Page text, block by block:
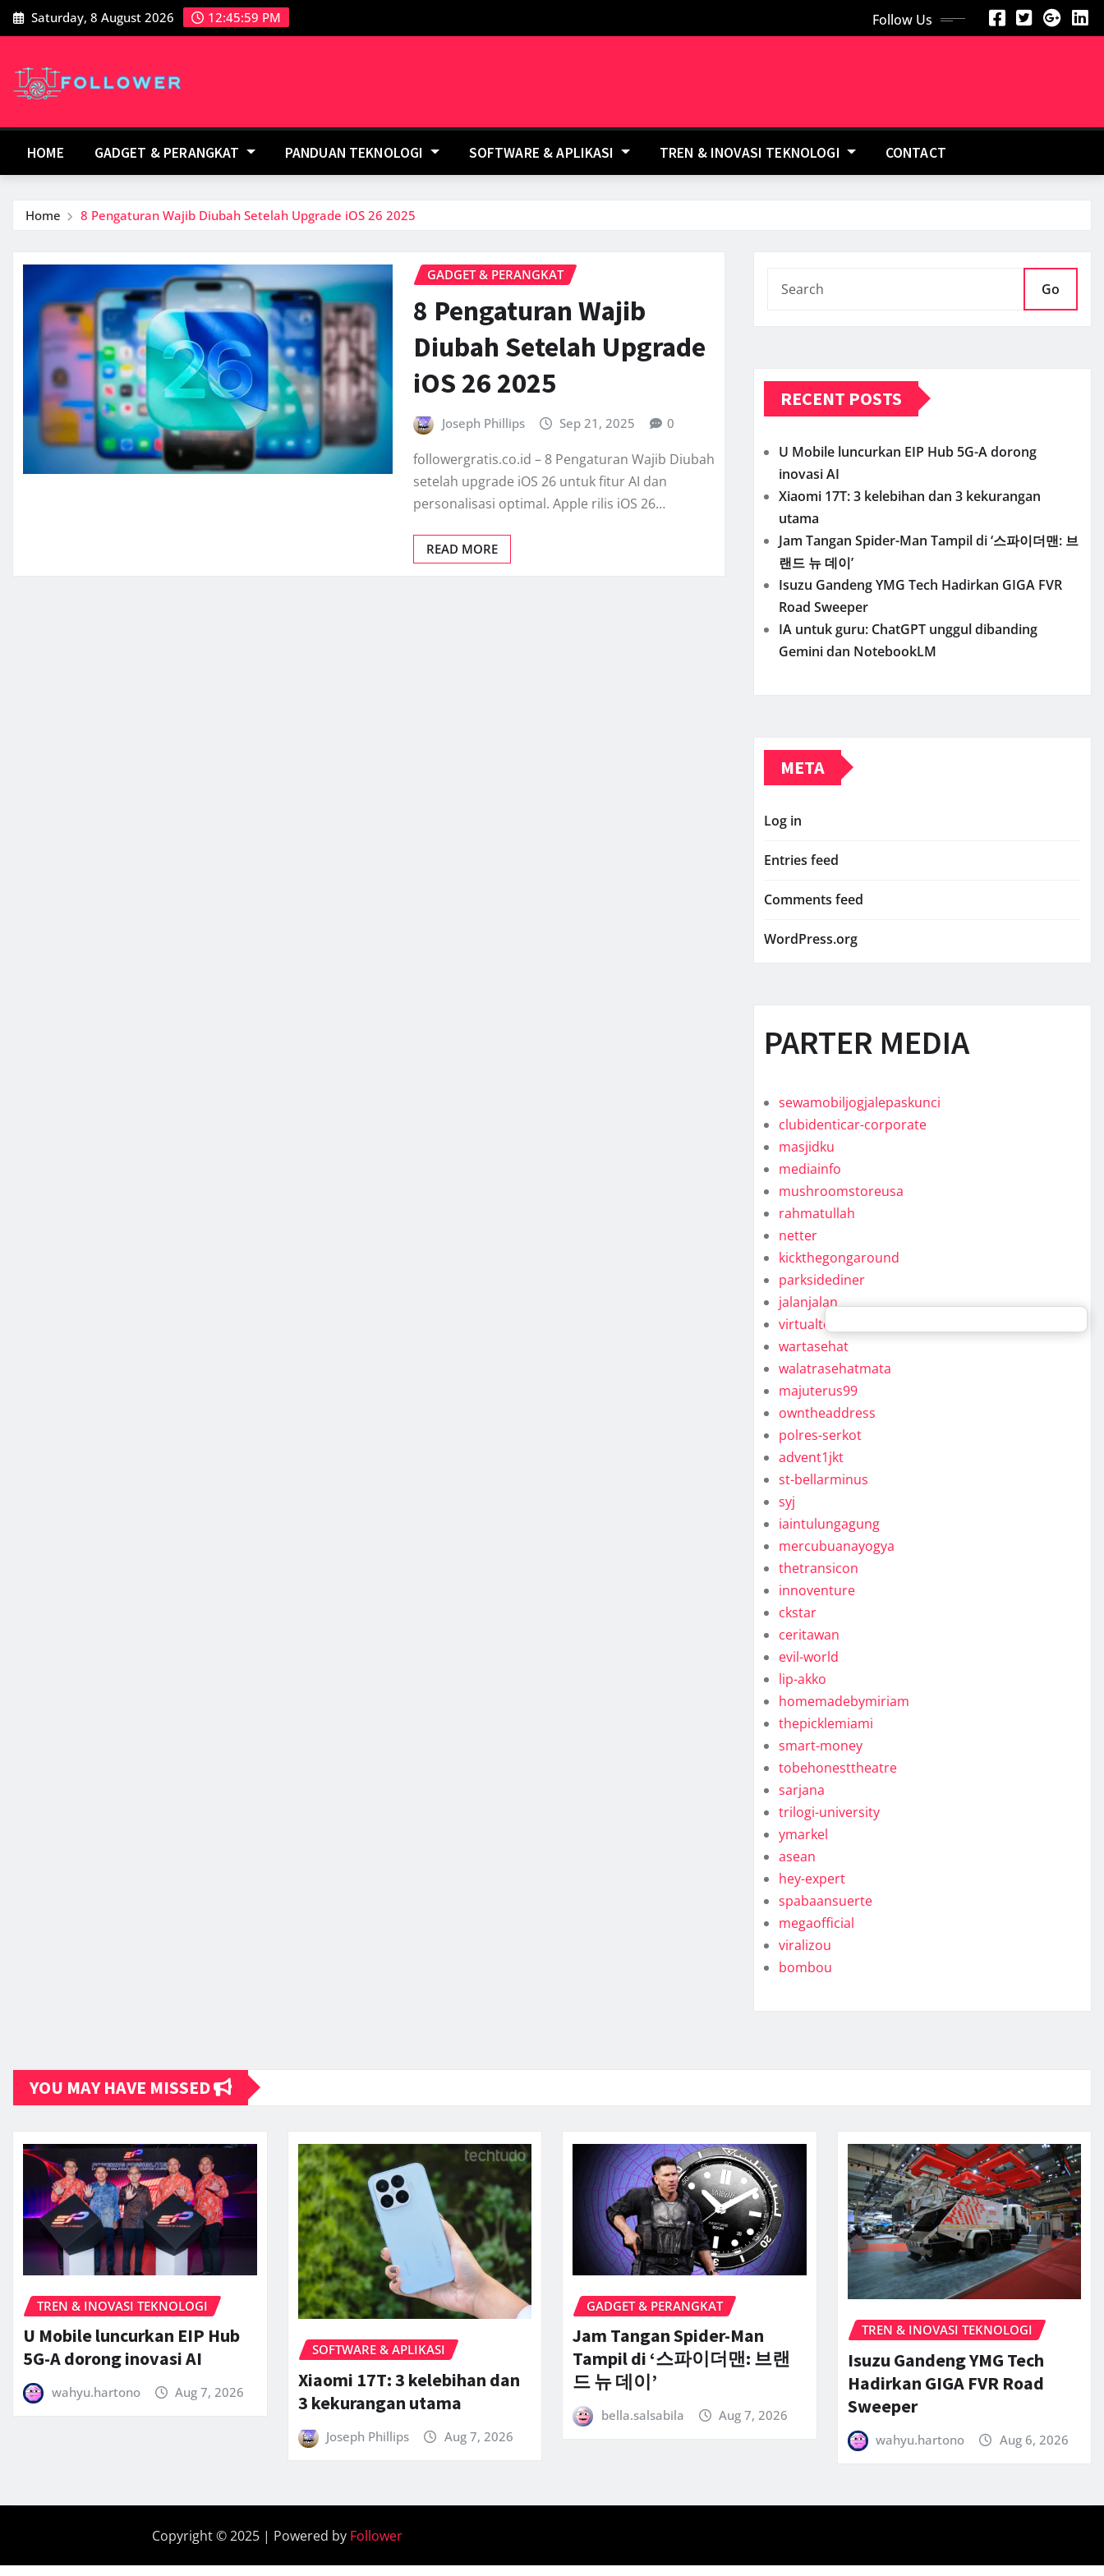
Skip
to
Saturday, 8 August 2026 12:46:00 PM Follow Us
HOME GADGET & PERANGKAT PANDUAN TEKNOLOGI SOFTWARE & APLIKASI TREN & INOVASI TEKNOLOGI CONTACT
Home 8 Pengaturan Wajib Diubah Setelah Upgrade iOS 26 2025
GADGET & PERANGKAT
8 Pengaturan Wajib
Diubah Setelah Upgrade
iOS 26 2025
Joseph Phillips Sep 21, 2025 0
followergratis.co.id – 8 Pengaturan Wajib Diubah
setelah upgrade iOS 26 untuk fitur AI dan
personalisasi optimal. Apple rilis iOS 26…
READ MORE
Go
RECENT POSTS
U Mobile luncurkan EIP Hub 5G-A dorong
inovasi AI
Xiaomi 17T: 3 kelebihan dan 3 kekurangan
utama
Jam Tangan Spider-Man Tampil di ‘스파이더맨: 브
랜드 뉴 데이’
Isuzu Gandeng YMG Tech Hadirkan GIGA FVR
Road Sweeper
IA untuk guru: ChatGPT unggul dibanding
Gemini dan NotebookLM
META
Log in
Entries feed
Comments feed
WordPress.org
PARTER MEDIA
sewamobiljogjalepaskunci
clubidenticar-corporate
masjidku
mediainfo
mushroomstoreusa
rahmatullah
netter
kickthegongaround
parksidediner
jalanjalan
virtualteam
wartasehat
walatrasehatmata
majuterus99
owntheaddress
polres-serkot
advent1jkt
st-bellarminus
syj
iaintulungagung
mercubuanayogya
thetransicon
innoventure
ckstar
ceritawan
evil-world
lip-akko
homemadebymiriam
thepicklemiami
smart-money
tobehonesttheatre
sarjana
trilogi-university
ymarkel
asean
hey-expert
spabaansuerte
megaofficial
viralizou
bombou
YOU MAY HAVE MISSED
TREN & INOVASI TEKNOLOGI
U Mobile luncurkan EIP Hub
5G-A dorong inovasi AI
wahyu.hartono Aug 7, 2026
SOFTWARE & APLIKASI
Xiaomi 17T: 3 kelebihan dan
3 kekurangan utama
Joseph Phillips Aug 7, 2026
GADGET & PERANGKAT
Jam Tangan Spider-Man
Tampil di ‘스파이더맨: 브랜
드 뉴 데이’
bella.salsabila Aug 7, 2026
TREN & INOVASI TEKNOLOGI
Isuzu Gandeng YMG Tech
Hadirkan GIGA FVR Road
Sweeper
wahyu.hartono Aug 6, 2026
Copyright © 2025 | Powered by Follower